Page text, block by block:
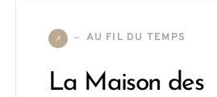
A AU FIL DU TEMPS
La Maison des